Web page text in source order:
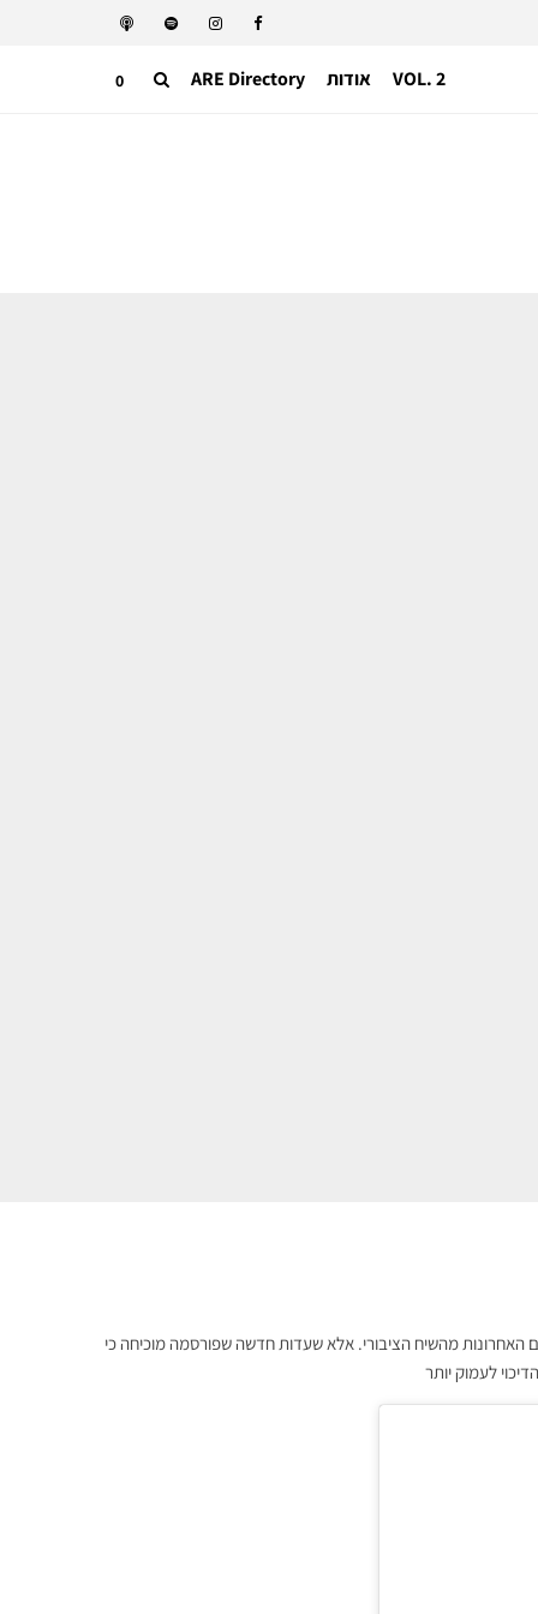
VOL. 2 אודות ARE Directory
0
האחרונות מהשיח הציבורי. אלא שעדות חדשה שפורסמה מוכיחה כי
לעמוק יותר